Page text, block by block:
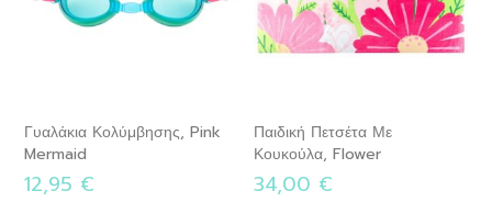
Γυαλάκια Κολύμβησης, Pink
Mermaid
12,95 €
Παιδική Πετσέτα Με
Κουκούλα, Flower
34,00 €